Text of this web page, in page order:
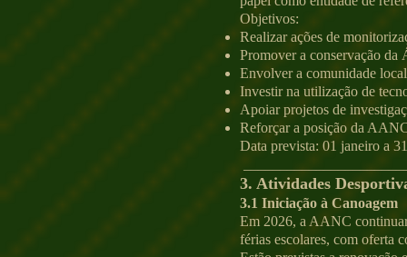
Objetivos:
Realizar ações de
Promover a conservação da
Envolver a comunidade
Investir na utilização de
Apoiar projetos de
Reforçar a posição da
Data prevista: 01 janeiro a
3. Atividades
3.1 Iniciação à Canoagem
Em 2026, a AANC
férias escolares, com oferta